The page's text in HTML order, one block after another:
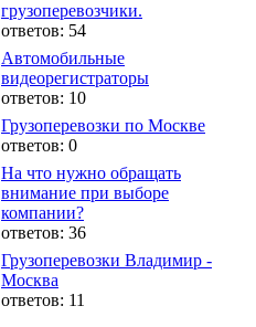
грузоперевозчики.
ответов: 54
Автомобильные
видеорегистраторы
ответов: 10
Грузоперевозки по Москве
ответов: 0
На что нужно обращать
внимание при выборе
компании?
ответов: 36
Грузоперевозки Владимир -
Москва
ответов: 11